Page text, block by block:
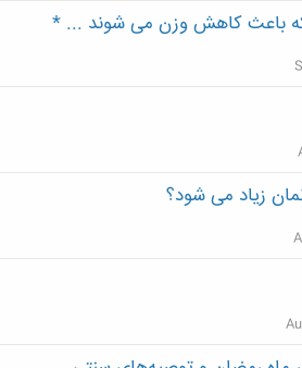
باعث کاهش وزن می شوند ... *
زیاد می شود؟